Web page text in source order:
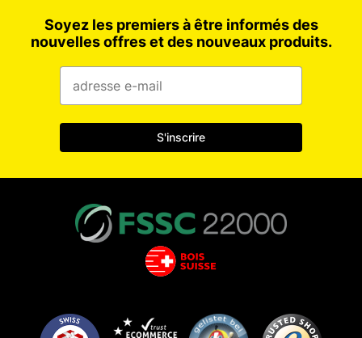
Soyez les premiers à être informés des
nouvelles offres et des nouveaux produits.
S'inscrire